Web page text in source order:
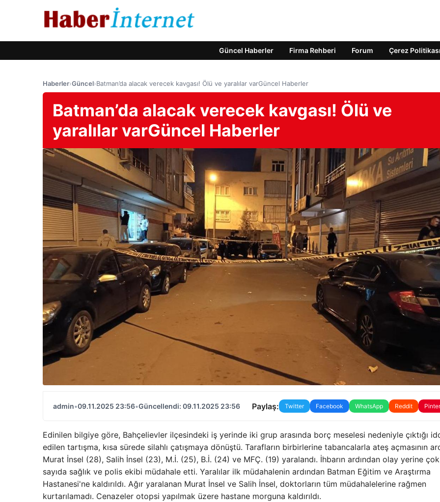
Güncel Haberler Firma Rehberi Forum Çerez Politikası
Haberler›Güncel›Batman’da alacak verecek kavgası! Ölü ve yaralılar varGüncel Haberler
Batman’da alacak verecek kavgası! Ölü ve
yaralılar varGüncel Haberler
admin•09.11.2025 23:56•Güncellendi: 09.11.2025 23:56 Paylaş: Twitter Facebook WhatsApp Reddit
Edinilen bilgiye göre, Bahçelievler ilçesindeki iş yerinde iki grup arasında borç meselesi nedeniyle çıktığı
edilen tartışma, kısa sürede silahlı çatışmaya dönüştü. Tarafların birbirlerine tabancalarla ateş açmasının
Murat İnsel (28), Salih İnsel (23), M.İ. (25), B.İ. (24) ve MFÇ. (19) yaralandı. İhbarın ardından olay yerine çok
sayıda sağlık ve polis ekibi müdahale etti. Yaralılar ilk müdahalenin ardından Batman Eğitim ve Araştırma
Hastanesi'ne kaldırıldı. Ağır yaralanan Murat İnsel ve Salih İnsel, doktorların tüm müdahalelerine rağmen
kurtarılamadı. Cenazeler otopsi yapılmak üzere hastane morguna kaldırıldı.